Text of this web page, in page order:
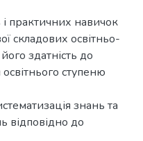
практичних навичок
складових освітньо-
здатність до
освітнього ступеню
знань та
відповідно до